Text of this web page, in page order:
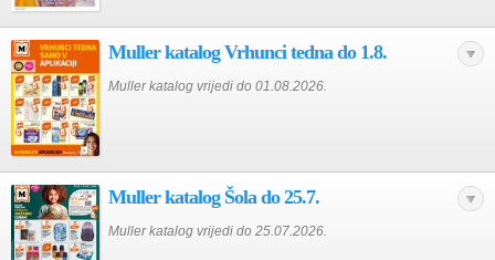
Muller katalog Vrhunci tedna do 1.8.
Muller katalog vrijedi do 01.08.2026.
Muller katalog Šola do 25.7.
Muller katalog vrijedi do 25.07.2026.